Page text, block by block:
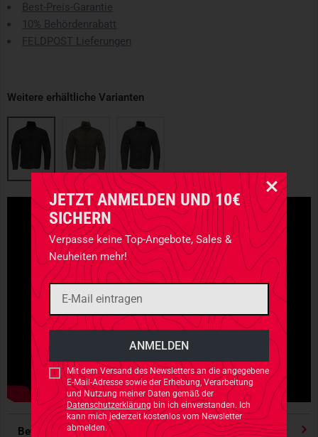
JETZT ANMELDEN UND 10€
SICHERN
Verpasse keine Top-Angebote, Sales &
Neuheiten mehr!
Mit dem Versand des Newsletters an die angegebene
E-Mail-Adresse sowie der Erhebung, Verarbeitung
und Nutzung meiner Daten gemäß der
Datenschutzerklärungbin ich einverstanden. Ich
kann mich jederzeit kostenlos vom Newsletter
abmelden.
Best-Preis-Garantie
10% Behördenrabatt
FELDPOST Lieferungen
Weitere erhältliche Varianten
Bewertungen 4.91/ 5 Sternen